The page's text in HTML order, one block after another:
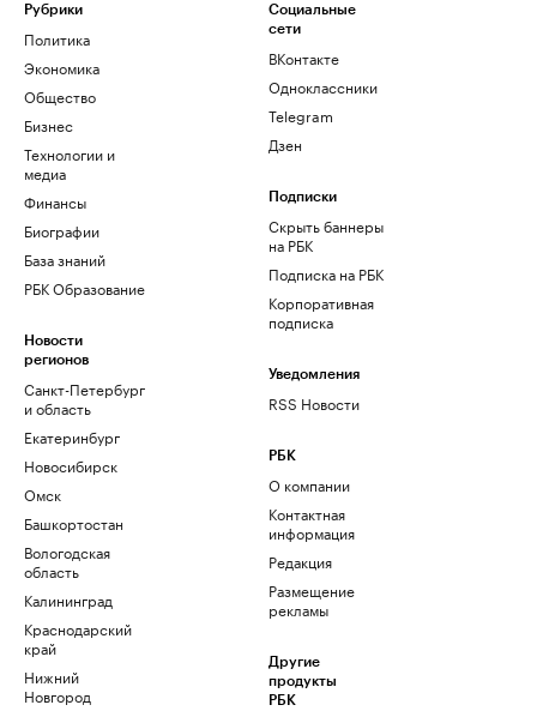
Рубрики
Политика
Экономика
Общество
Бизнес
Технологии и
медиа
Финансы
Биографии
База знаний
РБК Образование
Новости
регионов
Санкт-Петербург
и область
Екатеринбург
Новосибирск
Омск
Башкортостан
Вологодская
область
Калининград
Краснодарский
край
Нижний
Новгород
Социальные
сети
ВКонтакте
Одноклассники
Telegram
Дзен
Подписки
Скрыть баннеры
на РБК
Подписка на РБК
Корпоративная
подписка
Уведомления
RSS Новости
РБК
О компании
Контактная
информация
Редакция
Размещение
рекламы
Другие
продукты
РБК